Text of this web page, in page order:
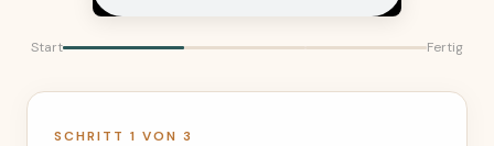
Start Fertig
SCHRITT 1 VON 3